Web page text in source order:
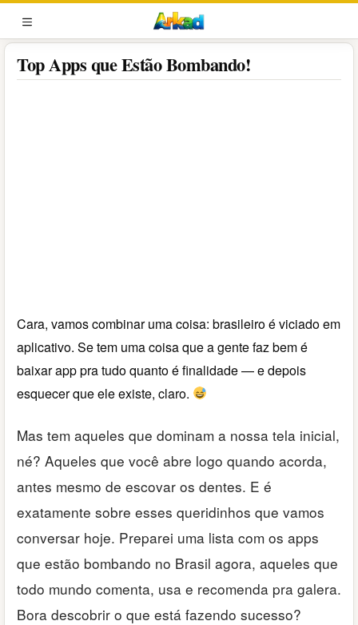
Pular
para
o
conteúdo
MENU
Top Apps que Estão Bombando!
Cara, vamos combinar uma coisa: brasileiro é viciado em
aplicativo. Se tem uma coisa que a gente faz bem é
baixar app pra tudo quanto é finalidade — e depois
esquecer que ele existe, claro.
Mas tem aqueles que dominam a nossa tela inicial,
né? Aqueles que você abre logo quando acorda,
antes mesmo de escovar os dentes. E é
exatamente sobre esses queridinhos que vamos
conversar hoje. Preparei uma lista com os apps
que estão bombando no Brasil agora, aqueles que
todo mundo comenta, usa e recomenda pra galera.
Bora descobrir o que está fazendo sucesso?